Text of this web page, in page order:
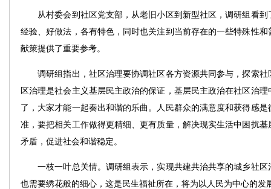
从村委会到社区党支部，从老旧小区到新型社区，调研组看到
经验、好做法，各有特色，同时也关注到当前存在的一些特殊性
献策提供了重要参考。
调研组指出，社区治理要协调社区各方资源共同参与，探索社
区治理是社会主义基层民主政治的保证，基层民主政治在社区治
了，大家才能一起奏出和谐的乐曲。人民群众的满意度和获得感
准，要把相关工作做得更精细、更有质量，解决现实生活中困扰
矛盾，促进社会和谐稳定。
一枝一叶总关情。调研组表示，实现共建共治共享的城乡社区
也需要绣花般的细心，这是民生福祉所在，将为以人民为中心的发